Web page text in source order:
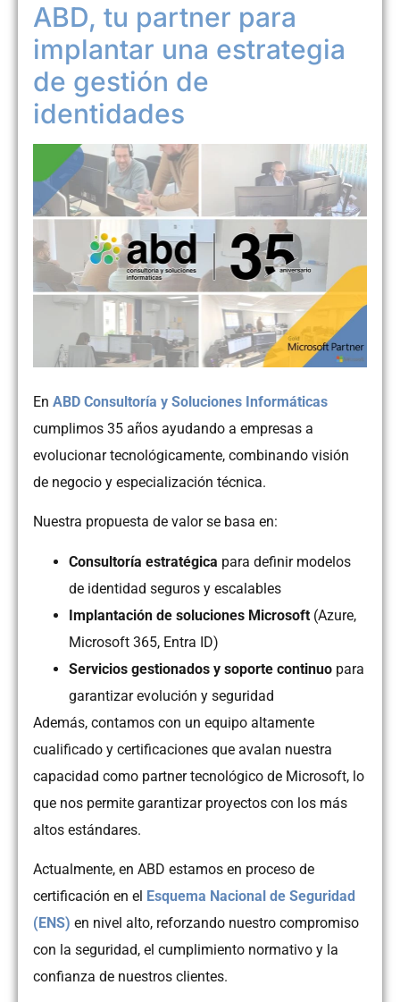
ABD, tu partner para
implantar una estrategia
de gestión de
identidades
En ABD Consultoría y Soluciones Informáticas
cumplimos 35 años ayudando a empresas a
evolucionar tecnológicamente, combinando visión
de negocio y especialización técnica.
Nuestra propuesta de valor se basa en:
Consultoría estratégica para definir modelos
de identidad seguros y escalables
Implantación de soluciones Microsoft (Azure,
Microsoft 365, Entra ID)
Servicios gestionados y soporte continuo para
garantizar evolución y seguridad
Además, contamos con un equipo altamente
cualificado y certificaciones que avalan nuestra
capacidad como partner tecnológico de Microsoft, lo
que nos permite garantizar proyectos con los más
altos estándares.
Actualmente, en ABD estamos en proceso de
certificación en el Esquema Nacional de Seguridad
(ENS) en nivel alto, reforzando nuestro compromiso
con la seguridad, el cumplimiento normativo y la
confianza de nuestros clientes.